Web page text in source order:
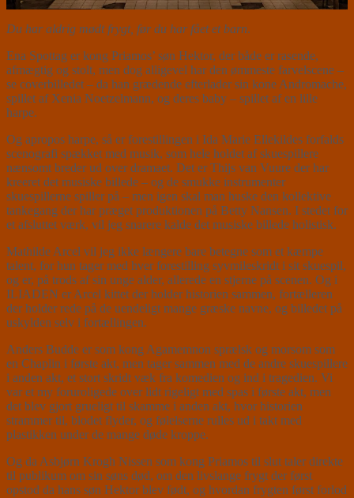
Du har aldrig mødt frygt, før du har fået et barn.
Ena Spottag er kong Priamos’ søn Hektor, der både er rasende,
afmægtig og stolt, men dog alligevel har den ømmeste farvelscene –
se coverbilledet – da han grædende efterlader sin kone Andromache,
spillet af Xenia Noetzelmann, og deres baby – spillet af en lille
harpe.
Og apropos harpe, så er forestillingen i Ida Marie Ellekildes forfalds
scenografi spækket med musik, som hele holdet af skuespillere
nænsomt breder ud over dramaet. Det er Thijs van Vuure der har
kreeret det musiske billede – og de smukke instrumenter
skuespillerne spiller på – men igen skal man huske den kollektive
tankegang der har præget produktionen på Betty Nansen. I stedet for
et afsluttet værk, vil jeg snarere kalde det musiske billede holistisk.
Mathilde Arcel vil jeg ikke længere bare betegne som et kæmpe
talent, for hun tager med hver forestilling syvmileskridt i sit skuespil,
og er, på trods af sin unge alder, allerede en stjerne på scenen. Og i
ILIADEN er Arcel kittet der holder historien sammen, fortælleren
der holder rede på de uendeligt mange græske navne, og billedet på
uskylden selv i fortællingen.
Anders Budde er som kong Agamemnon sprælsk og morsom som
en Chaplin i første akt, men tager sammen med de andre skuespillere
i anden akt, et stort skridt væk fra komedien og ind i tragedien. Vi
var et my foruroligede over lidt rigeligt med spas i første akt, men
det blev gjort grueligt til skamme i anden akt, hvor historien
strammer til, blodet flyder, og følelserne rulles ud i takt med
plastikken under de mange døde kroppe.
Og da Asbjørn Krogh Nissen som kong Priamos til slut taler direkte
til publikum om sin søns død, om den livslange frygt der først
opstod da hans søn Hektor blev født, og hvordan frygten først forlod